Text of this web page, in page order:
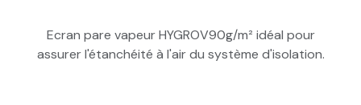
Ecran pare vapeur HYGROV90g/m² idéal pour
assurer l'étanchéité à l'air du système d'isolation.